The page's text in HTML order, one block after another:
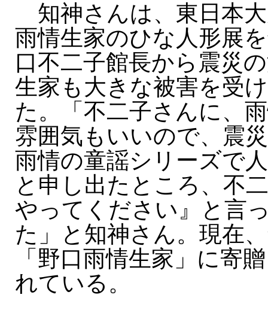
知神さんは、東日本
雨情生家のひな人形展
口不二子館長から震災
生家も大きな被害を受
た。「不二子さんに、
雰囲気もいいので、震
雨情の童謡シリーズで
と申し出たところ、不
やってください』と言
た」と知神さん。現在
「野口雨情生家」に寄
れている。